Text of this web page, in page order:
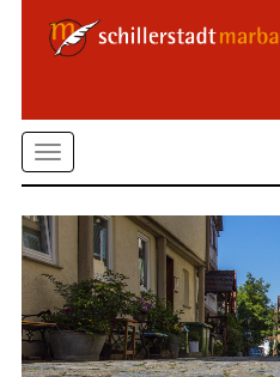
Seitenbereiche
springen
Zum
Inhalt
springen
Kontaktformular
springen
Zur
Startseite
springen
Toggle